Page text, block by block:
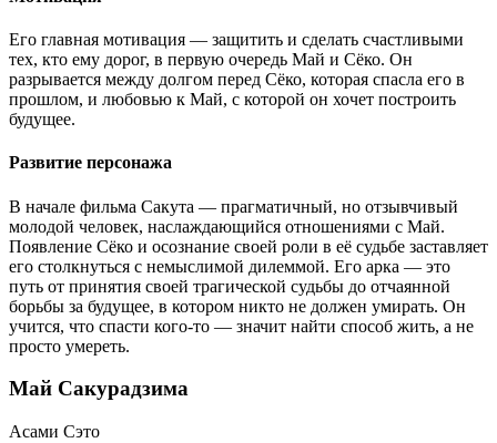
Его главная мотивация — защитить и сделать счастливыми
тех, кто ему дорог, в первую очередь Май и Сёко. Он
разрывается между долгом перед Сёко, которая спасла его в
прошлом, и любовью к Май, с которой он хочет построить
будущее.
Развитие персонажа
В начале фильма Сакута — прагматичный, но отзывчивый
молодой человек, наслаждающийся отношениями с Май.
Появление Сёко и осознание своей роли в её судьбе заставляет
его столкнуться с немыслимой дилеммой. Его арка — это
путь от принятия своей трагической судьбы до отчаянной
борьбы за будущее, в котором никто не должен умирать. Он
учится, что спасти кого-то — значит найти способ жить, а не
просто умереть.
Май Сакурадзима
Асами Сэто